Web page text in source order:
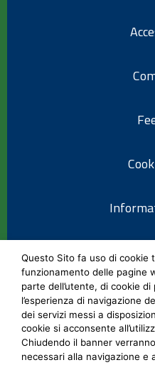
Social
Questo Sito fa uso di cookie
funzionamento delle pagine
parte dell’utente, di cookie
l’esperienza di navigazione
dei servizi messi a
cookie si acconsente
Chiudendo il banner
necessari alla navigazione e